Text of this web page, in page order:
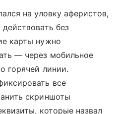
на уловку аферистов,
без
карты нужно
— через мобильное
горячей линии.
все
скриншоты
которые назвал